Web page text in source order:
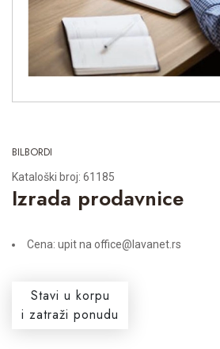
BILBORDI
Kataloški broj: 61185
Izrada prodavnice
Cena: upit na office@lavanet.rs
Stavi u korpu
i zatraži ponudu